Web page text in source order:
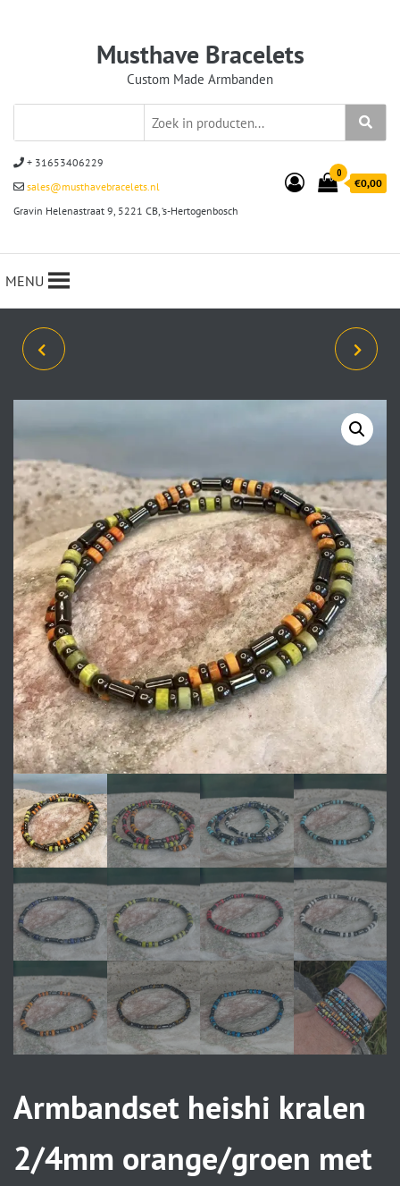
Musthave Bracelets
Custom Made Armbanden
+ 31653406229
sales@musthavebracelets.nl
Gravin Helenastraat 9, 5221 CB, ‘s-Hertogenbosch
0
€0,00
MENU
EDELSTAAL
Armbandset heishi kralen
2/4mm orange/groen met